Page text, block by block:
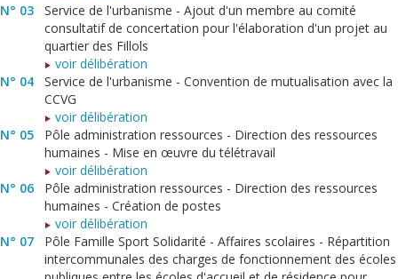
N° 03
Service de l'urbanisme - Ajout d'un membre au comité
consultatif de concertation pour l'élaboration d'un projet au
quartier des Fillols
voir délibération
N° 04
Service de l'urbanisme - Convention de mutualisation avec la
CCVG
voir délibération
N° 05
Pôle administration ressources - Direction des ressources
humaines - Mise en œuvre du télétravail
voir délibération
N° 06
Pôle administration ressources - Direction des ressources
humaines - Création de postes
voir délibération
N° 07
Pôle Famille Sport Solidarité - Affaires scolaires - Répartition
intercommunales des charges de fonctionnement des écoles